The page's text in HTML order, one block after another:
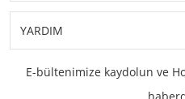
YARDIM
E-bültenimize kaydolun ve